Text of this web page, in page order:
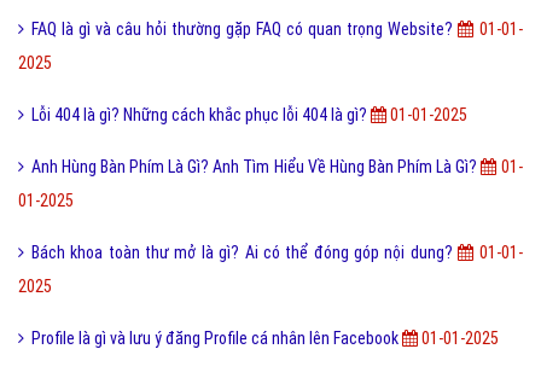
FAQ là gì và câu hỏi thường gặp FAQ có quan trọng Website?
01-01-
2025
Lỗi 404 là gì? Những cách khắc phục lỗi 404 là gì? 01-01-2025
Anh Hùng Bàn Phím Là Gì? Anh Tìm Hiểu Về Hùng Bàn Phím Là Gì?
01-
01-2025
Bách khoa toàn thư mở là gì? Ai có thể đóng góp nội dung?
01-01-
2025
Profile là gì và lưu ý đăng Profile cá nhân lên Facebook 01-01-2025